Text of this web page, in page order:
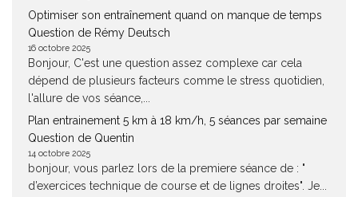
Optimiser son entraînement quand on manque de temps
Question de Rémy Deutsch
16 octobre 2025
Bonjour, C'est une question assez complexe car cela
dépend de plusieurs facteurs comme le stress quotidien,
l'allure de vos séance,...
Plan entrainement 5 km à 18 km/h, 5 séances par semaine
Question de Quentin
14 octobre 2025
bonjour, vous parlez lors de la premiere séance de : "
d’exercices technique de course et de lignes droites". Je...